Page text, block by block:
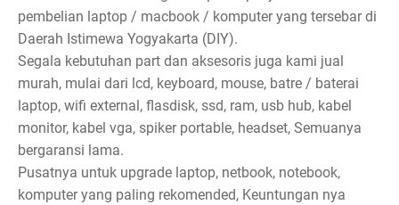
pembelian laptop / macbook / komputer yang tersebar di
Daerah Istimewa Yogyakarta (DIY).
Segala kebutuhan part dan aksesoris juga kami jual
murah, mulai dari lcd, keyboard, mouse, batre / baterai
laptop, wifi external, flasdisk, ssd, ram, usb hub, kabel
monitor, kabel vga, spiker portable, headset, Semuanya
bergaransi lama.
Pusatnya untuk upgrade laptop, netbook, notebook,
komputer yang paling rekomended, Keuntungan nya